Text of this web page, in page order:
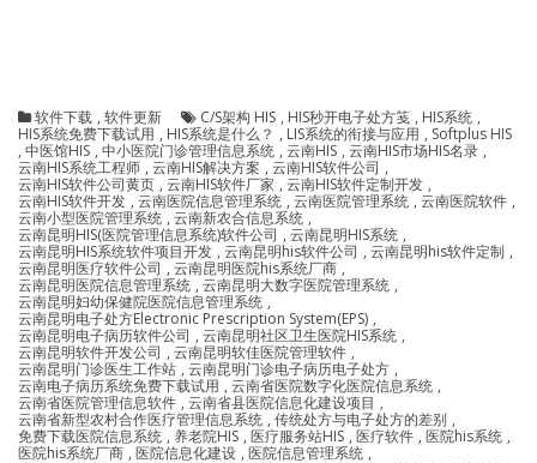
软件下载 , 软件更新 C/S架构 HIS , HIS秒开电子处方笺 , HIS系统 ,
HIS系统免费下载试用 , HIS系统是什么？ , LIS系统的衔接与应用 , Softplus HIS
, 中医馆HIS , 中小医院门诊管理信息系统 , 云南HIS , 云南HIS市场HIS名录 ,
云南HIS系统工程师 , 云南HIS解决方案 , 云南HIS软件公司 ,
云南HIS软件公司黄页 , 云南HIS软件厂家 , 云南HIS软件定制开发 ,
云南HIS软件开发 , 云南医院信息管理系统 , 云南医院管理系统 , 云南医院软件 ,
云南小型医院管理系统 , 云南新农合信息系统 ,
云南昆明HIS(医院管理信息系统)软件公司 , 云南昆明HIS系统 ,
云南昆明HIS系统软件项目开发 , 云南昆明his软件公司 , 云南昆明his软件定制 ,
云南昆明医疗软件公司 , 云南昆明医院his系统厂商 ,
云南昆明医院信息管理系统 , 云南昆明大数字医院管理系统 ,
云南昆明妇幼保健院医院信息管理系统 ,
云南昆明电子处方Electronic Prescription System(EPS) ,
云南昆明电子病历软件公司 , 云南昆明社区卫生医院HIS系统 ,
云南昆明软件开发公司 , 云南昆明软佳医院管理软件 ,
云南昆明门诊医生工作站 , 云南昆明门诊电子病历电子处方 ,
云南电子病历系统免费下载试用 , 云南省医院数字化医院信息系统 ,
云南省医院管理信息软件 , 云南省县医院信息化建设项目 ,
云南省新型农村合作医疗管理信息系统 , 传统处方与电子处方的差别 ,
免费下载医院信息系统 , 养老院HIS , 医疗服务站HIS , 医疗软件 , 医院his系统 ,
医院his系统厂商 , 医院信息化建设 , 医院信息管理系统 ,